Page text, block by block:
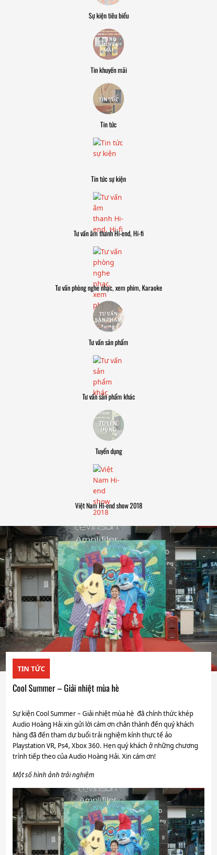
Sự kiện tiêu biểu
Tin khuyến mãi
Tin tức
Tin tức sự kiện
Tư vấn âm thanh Hi-end, Hi-fi
Tư vấn phòng nghe nhạc, xem phim, Karaoke
Tư vấn sản phẩm
Tư vấn sản phẩm khác
Tuyển dụng
Việt Nam Hi-end show 2018
TIN TỨC
Cool Summer – Giải nhiệt mùa hè
Sự kiện Cool Summer – Giải nhiệt mùa hè đã chính thức khép
Audio Hoàng Hải xin gửi lời cám ơn chân thành đến quý khách
hàng đã đến tham dự buổi trải nghiệm kính thực tế ảo
Playstation VR, Ps4, Xbox 360. Hẹn quý khách ở những chương
trình tiếp theo của Audio Hoàng Hải. Xin cám ơn!
Một số hình ảnh trải nghiệm